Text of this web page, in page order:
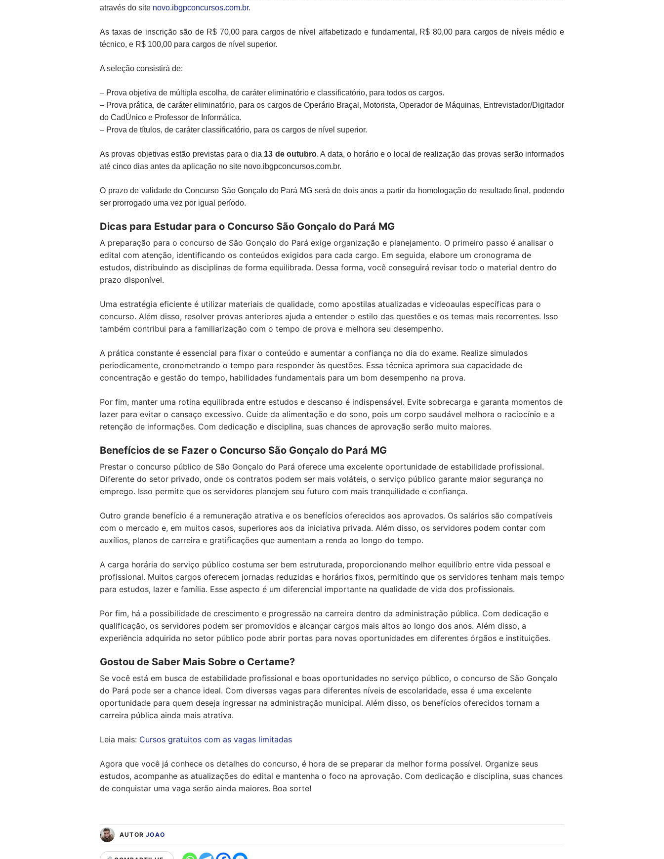
através do site novo.ibgpconcursos.com.br.
As taxas de inscrição são de R$ 70,00 para cargos de nível alfabetizado e fundamental, R$ 80,00 para cargos de níveis médio e
técnico, e R$ 100,00 para cargos de nível superior.
A seleção consistirá de:
– Prova objetiva de múltipla escolha, de caráter eliminatório e classificatório, para todos os cargos.
– Prova prática, de caráter eliminatório, para os cargos de Operário Braçal, Motorista, Operador de Máquinas, Entrevistador/Digitador
do CadÚnico e Professor de Informática.
– Prova de títulos, de caráter classificatório, para os cargos de nível superior.
As provas objetivas estão previstas para o dia 13 de outubro. A data, o horário e o local de realização das provas serão informados
até cinco dias antes da aplicação no site novo.ibgpconcursos.com.br.
O prazo de validade do Concurso São Gonçalo do Pará MG será de dois anos a partir da homologação do resultado final, podendo
ser prorrogado uma vez por igual período.
Dicas para Estudar para o Concurso São Gonçalo do Pará MG
A preparação para o concurso de São Gonçalo do Pará exige organização e planejamento. O primeiro passo é analisar o
edital com atenção, identificando os conteúdos exigidos para cada cargo. Em seguida, elabore um cronograma de
estudos, distribuindo as disciplinas de forma equilibrada. Dessa forma, você conseguirá revisar todo o material dentro do
prazo disponível.
Uma estratégia eficiente é utilizar materiais de qualidade, como apostilas atualizadas e videoaulas específicas para o
concurso. Além disso, resolver provas anteriores ajuda a entender o estilo das questões e os temas mais recorrentes. Isso
também contribui para a familiarização com o tempo de prova e melhora seu desempenho.
A prática constante é essencial para fixar o conteúdo e aumentar a confiança no dia do exame. Realize simulados
periodicamente, cronometrando o tempo para responder às questões. Essa técnica aprimora sua capacidade de
concentração e gestão do tempo, habilidades fundamentais para um bom desempenho na prova.
Por fim, manter uma rotina equilibrada entre estudos e descanso é indispensável. Evite sobrecarga e garanta momentos de
lazer para evitar o cansaço excessivo. Cuide da alimentação e do sono, pois um corpo saudável melhora o raciocínio e a
retenção de informações. Com dedicação e disciplina, suas chances de aprovação serão muito maiores.
Benefícios de se Fazer o Concurso São Gonçalo do Pará MG
Prestar o concurso público de São Gonçalo do Pará oferece uma excelente oportunidade de estabilidade profissional.
Diferente do setor privado, onde os contratos podem ser mais voláteis, o serviço público garante maior segurança no
emprego. Isso permite que os servidores planejem seu futuro com mais tranquilidade e confiança.
Outro grande benefício é a remuneração atrativa e os benefícios oferecidos aos aprovados. Os salários são compatíveis
com o mercado e, em muitos casos, superiores aos da iniciativa privada. Além disso, os servidores podem contar com
auxílios, planos de carreira e gratificações que aumentam a renda ao longo do tempo.
A carga horária do serviço público costuma ser bem estruturada, proporcionando melhor equilíbrio entre vida pessoal e
profissional. Muitos cargos oferecem jornadas reduzidas e horários fixos, permitindo que os servidores tenham mais tempo
para estudos, lazer e família. Esse aspecto é um diferencial importante na qualidade de vida dos profissionais.
Por fim, há a possibilidade de crescimento e progressão na carreira dentro da administração pública. Com dedicação e
qualificação, os servidores podem ser promovidos e alcançar cargos mais altos ao longo dos anos. Além disso, a
experiência adquirida no setor público pode abrir portas para novas oportunidades em diferentes órgãos e instituições.
Gostou de Saber Mais Sobre o Certame?
Se você está em busca de estabilidade profissional e boas oportunidades no serviço público, o concurso de São Gonçalo
do Pará pode ser a chance ideal. Com diversas vagas para diferentes níveis de escolaridade, essa é uma excelente
oportunidade para quem deseja ingressar na administração municipal. Além disso, os benefícios oferecidos tornam a
carreira pública ainda mais atrativa.
Leia mais: Cursos gratuitos com as vagas limitadas
Agora que você já conhece os detalhes do concurso, é hora de se preparar da melhor forma possível. Organize seus
estudos, acompanhe as atualizações do edital e mantenha o foco na aprovação. Com dedicação e disciplina, suas chances
de conquistar uma vaga serão ainda maiores. Boa sorte!
AUTORJOAO